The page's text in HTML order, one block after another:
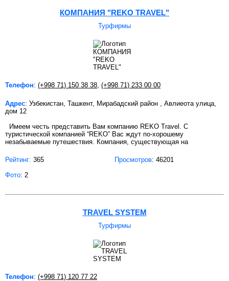
КОМПАНИЯ "REKO TRAVEL"
Турфирмы
Телефон: (+998 71) 150 38 38 (+998 71) 233 00 00
Адрес: Узбекистан, Ташкент, Мирабадский район , Авлиеота улица,
дом 12
Имеем честь представить Вам компанию REKO Travel. C
туристической компанией “REKO” Вас ждут по-хорошему
незабываемые путешествия. Компания, существующая на
Рейтинг: 365 Просмотров: 46201
Фото: 2
TRAVEL SYSTEM
Турфирмы
Телефон: (+998 71) 120 77 22